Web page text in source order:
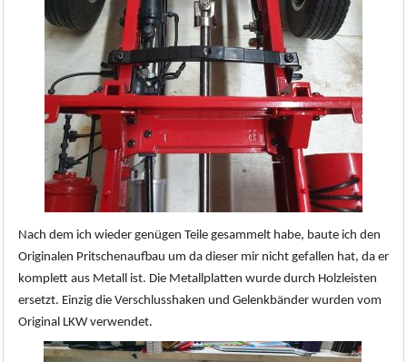
Nach dem ich wieder genügen Teile gesammelt habe, baute ich den
Originalen Pritschenaufbau um da dieser mir nicht gefallen hat, da er
komplett aus Metall ist. Die Metallplatten wurde durch Holzleisten
ersetzt. Einzig die Verschlusshaken und Gelenkbänder wurden vom
Original LKW verwendet.